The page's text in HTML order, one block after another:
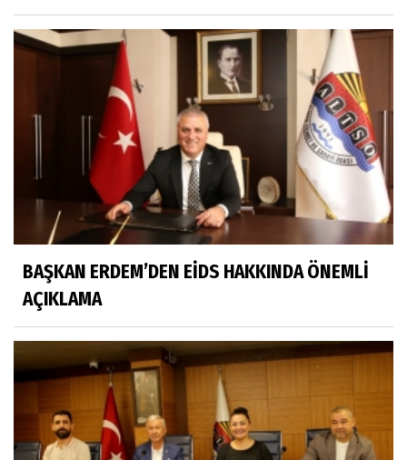
BAŞKAN ERDEM’DEN EİDS HAKKINDA ÖNEMLİ
AÇIKLAMA